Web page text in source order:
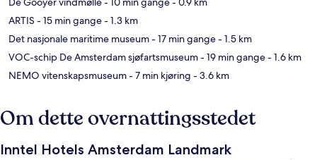
ARTIS - 15 min gange- 1.3 km
Det nasjonale maritime museum- 17 min gange- 1.5 km
VOC-schip De Amsterdam sjøfartsmuseum- 19 min gange- 1.6 km
NEMO vitenskapsmuseum- 7 min kjøring - 3.6 km
Om dette overnattingsstedet
Inntel Hotels Amsterdam Landmark